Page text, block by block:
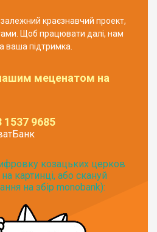
краєзнавчий проект,
Щоб працювати далі, нам
ваша підтримка.
меценатом на
1537 9685
козацьких церков
картинці, або скануй
на збір monobank):